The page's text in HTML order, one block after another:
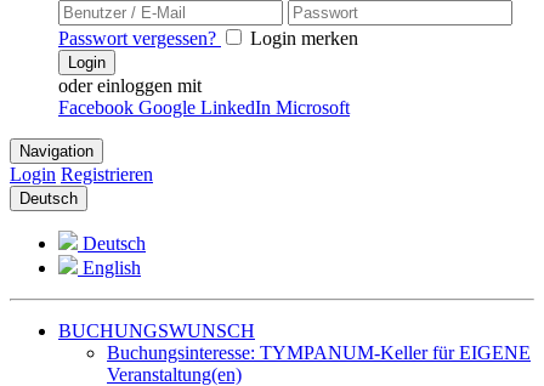
Passwort vergessen? Login merken
Login
oder einloggen mit
Facebook Google LinkedIn Microsoft
Navigation
Login Registrieren
Deutsch
Deutsch
English
BUCHUNGSWUNSCH
Buchungsinteresse: TYMPANUM-Keller für EIGENE
Veranstaltung(en)